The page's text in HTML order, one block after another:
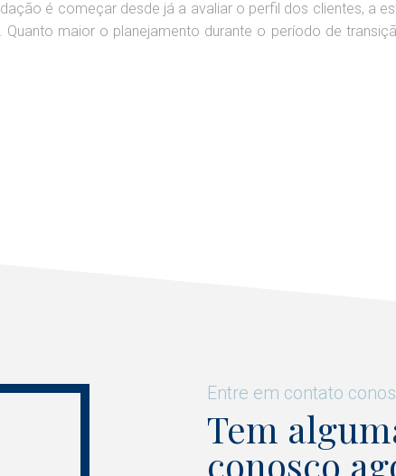
é começar desde já a avaliar o perfil dos clientes, a
maior o planejamento durante o período de
Entre em contato
Tem
conosco